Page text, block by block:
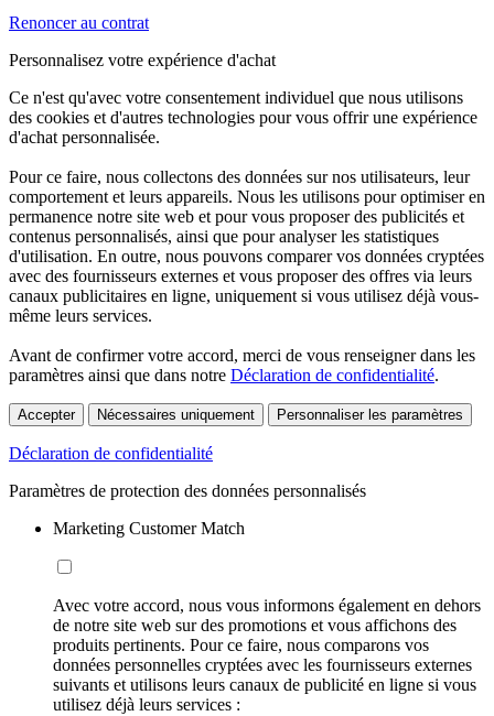
Renoncer au contrat
Personnalisez votre expérience d'achat
Ce n'est qu'avec votre consentement individuel que nous utilisons
des cookies et d'autres technologies pour vous offrir une expérience
d'achat personnalisée.
Pour ce faire, nous collectons des données sur nos utilisateurs, leur
comportement et leurs appareils. Nous les utilisons pour optimiser en
permanence notre site web et pour vous proposer des publicités et
contenus personnalisés, ainsi que pour analyser les statistiques
d'utilisation. En outre, nous pouvons comparer vos données cryptées
avec des fournisseurs externes et vous proposer des offres via leurs
canaux publicitaires en ligne, uniquement si vous utilisez déjà vous-
même leurs services.
Avant de confirmer votre accord, merci de vous renseigner dans les
paramètres ainsi que dans notre Déclaration de confidentialité.
Accepter Nécessaires uniquement Personnaliser les paramètres
Déclaration de confidentialité
Paramètres de protection des données personnalisés
Marketing Customer Match
Avec votre accord, nous vous informons également en dehors
de notre site web sur des promotions et vous affichons des
produits pertinents. Pour ce faire, nous comparons vos
données personnelles cryptées avec les fournisseurs externes
suivants et utilisons leurs canaux de publicité en ligne si vous
utilisez déjà leurs services :